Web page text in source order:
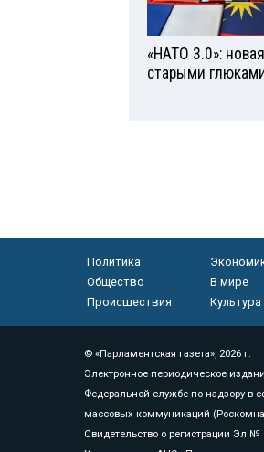
«НАТО 3.0»:
старыми
Политика
Общество
В мире
Происшествия
Культура
© «Парламентская газета», 2026 г.
Электронное периодическое
Федеральной службе по надзору в
массовых коммуникаций
Свидетельство о регистрации Эл №